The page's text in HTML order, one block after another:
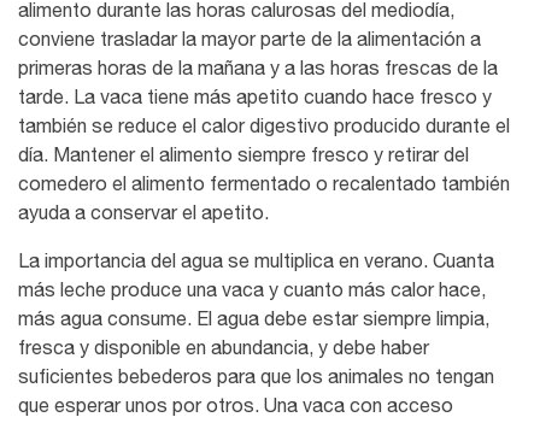
alimento durante las horas calurosas del mediodía,
conviene trasladar la mayor parte de la alimentación a
primeras horas de la mañana y a las horas frescas de la
tarde. La vaca tiene más apetito cuando hace fresco y
también se reduce el calor digestivo producido durante el
día. Mantener el alimento siempre fresco y retirar del
comedero el alimento fermentado o recalentado también
ayuda a conservar el apetito.
La importancia del agua se multiplica en verano. Cuanta
más leche produce una vaca y cuanto más calor hace,
más agua consume. El agua debe estar siempre limpia,
fresca y disponible en abundancia, y debe haber
suficientes bebederos para que los animales no tengan
que esperar unos por otros. Una vaca con acceso